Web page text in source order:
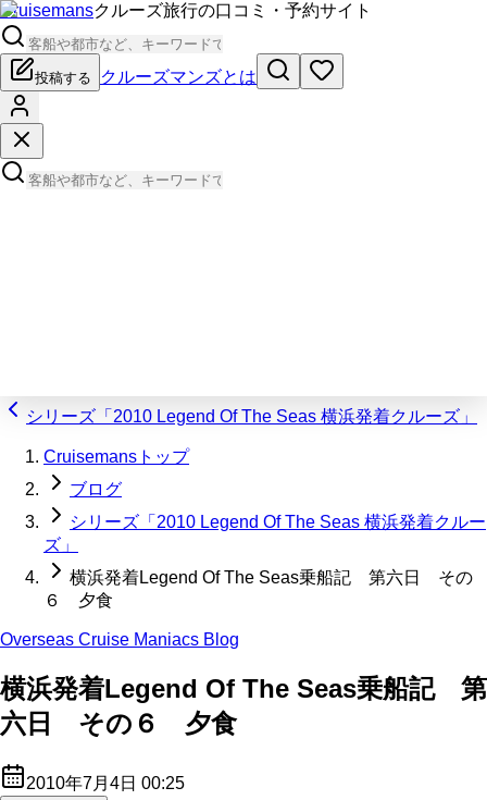
Cruisemansクルーズ旅行の口コミ・予約サイト
投稿する クルーズマンズとは
シリーズ「2010 Legend Of The Seas 横浜発着クルーズ」
Cruisemansトップ
ブログ
シリーズ「2010 Legend Of The Seas 横浜発着クルー
ズ」
横浜発着Legend Of The Seas乗船記 第六日 その
６ 夕食
Overseas Cruise Maniacs Blog
横浜発着Legend Of The Seas乗船記 第
六日 その６ 夕食
2010年7月4日 00:25